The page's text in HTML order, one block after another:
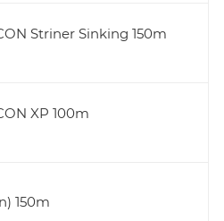
Striner Sinking 150m
XP 100m
150m